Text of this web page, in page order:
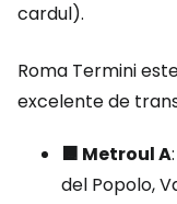
cardul).
Roma Termini
excelente de
🟧 Metroul A
del Popolo,